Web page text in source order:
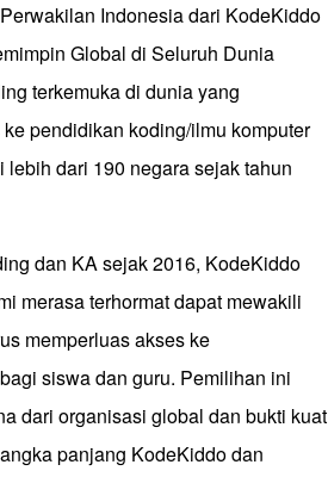
Indonesia dari KodeKiddo
Global di Seluruh Dunia
terkemuka di dunia yang
pendidikan koding/ilmu komputer
dari 190 negara sejak tahun
dan KA sejak 2016, KodeKiddo
merasa terhormat dapat mewakili
memperluas akses ke
siswa dan guru. Pemilihan ini
dari organisasi global dan bukti kuat
panjang KodeKiddo dan